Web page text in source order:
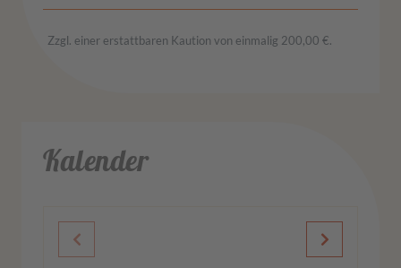
Zzgl. einer erstattbaren Kaution von einmalig 200,00 €.
Kalender